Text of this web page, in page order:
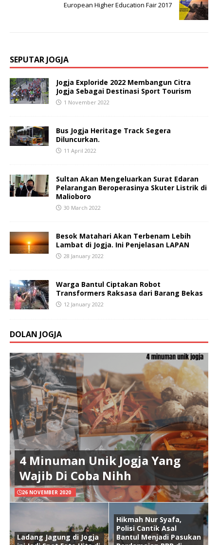
European Higher Education Fair 2017
SEPUTAR JOGJA
Jogja Exploride 2022 Membangun Citra
Jogja Sebagai Destinasi Sport Tourism
1 November 2022
Bus Jogja Heritage Track Segera
Diluncurkan.
11 April 2022
Sultan Akan Mengeluarkan Surat Edaran
Pelarangan Beroperasinya Skuter Listrik di
Malioboro
30 March 2022
Besok Matahari Akan Terbenam Lebih
Lambat di Jogja. Ini Penjelasan LAPAN
28 January 2022
Warga Bantul Ciptakan Robot
Transformers Raksasa dari Barang Bekas
12 January 2022
DOLAN JOGJA
4 Minuman Unik Jogja Yang
Wajib Di Coba Nihh
26 NOVEMBER 2020
Ladang Jagung di Jogja
Hikmah Nur Syafa,
Polisi Cantik Asal
Bantul Menjadi Pasukan